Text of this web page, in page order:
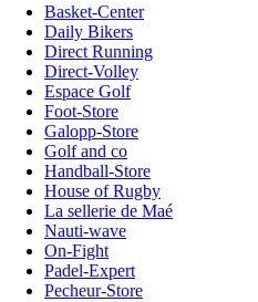
Basket-Center
Daily Bikers
Direct Running
Direct-Volley
Espace Golf
Foot-Store
Galopp-Store
Golf and co
Handball-Store
House of Rugby
La sellerie de Maé
Nauti-wave
On-Fight
Padel-Expert
Pecheur-Store